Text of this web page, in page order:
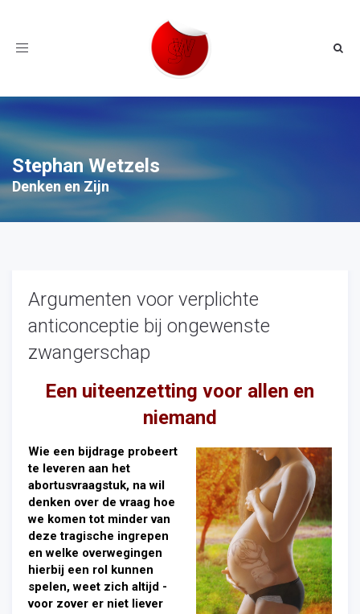
Toggle
Stephan Wetzels
Denken en Zijn
Argumenten voor verplichte
anticonceptie bij ongewenste
zwangerschap
Een uiteenzetting voor allen en
niemand
Wie een bijdrage probeert
te leveren aan het
abortusvraagstuk, na wil
denken over de vraag hoe
we komen tot minder van
deze tragische ingrepen
en welke overwegingen
hierbij een rol kunnen
spelen, weet zich altijd -
voor zover er niet liever